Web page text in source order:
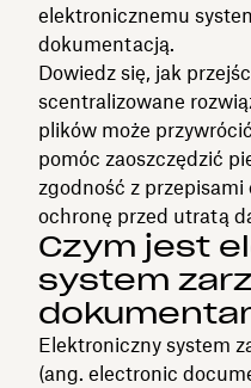
elektronicznemu
dokumentacją.
Dowiedz się, jak
scentralizowane
plików może
pomóc zaoszczędzić
zgodność z
ochronę przed utratą
Czym jest
system
Elektroniczny system
(ang. electronic